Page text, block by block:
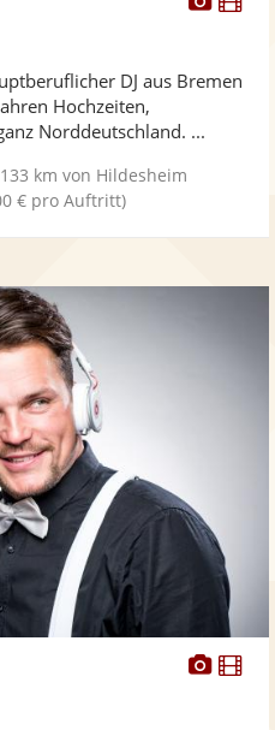
Fotos
DJ aus Bremen
Hochzeiten,
Norddeutschland. ...
133 km von Hildesheim
€ pro Auftritt)